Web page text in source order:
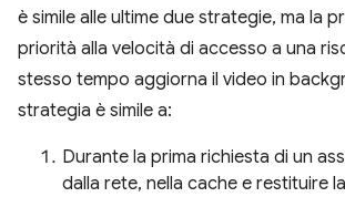
è simile alle ultime due strategie, ma la
priorità alla velocità di accesso a una
stesso tempo aggiorna il video in
strategia è simile a:
Durante la prima richiesta di un
dalla rete, nella cache e restituire